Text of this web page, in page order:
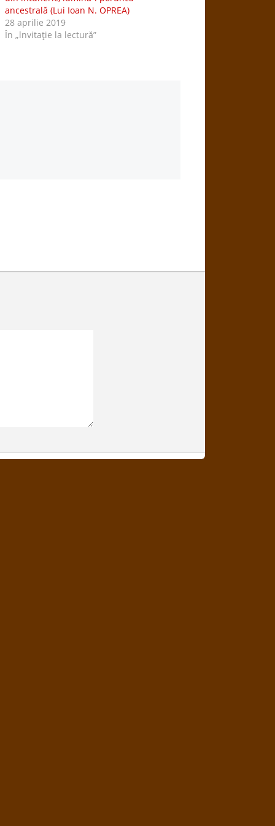
ancestrală (Lui Ioan N. OPREA)
28 aprilie 2019
În „lnvitaţie la lectură”